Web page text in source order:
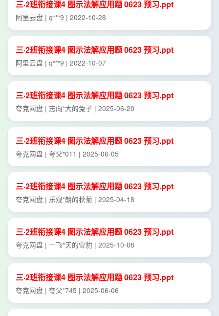
三·2班衔接课4 图示法解应用题0623预习.ppt
阿里云盘 | q***9 | 2022-10-28
三·2班衔接课4 图示法解应用题0623预习.ppt
阿里云盘 | q***9 | 2022-10-07
三·2班衔接课4 图示法解应用题0623预习.ppt
夸克网盘 | 志向*大的兔子 | 2025-06-20
三·2班衔接课4 图示法解应用题0623预习.ppt
夸克网盘 | 夸父*011 | 2025-06-05
三·2班衔接课4 图示法解应用题0623预习.ppt
夸克网盘 | 乐观*朗的秋菊 | 2025-04-18
三·2班衔接课4 图示法解应用题0623预习.ppt
夸克网盘 | 一飞*天的雪豹 | 2025-10-08
三·2班衔接课4 图示法解应用题0623预习.ppt
夸克网盘 | 夸父*745 | 2025-06-06